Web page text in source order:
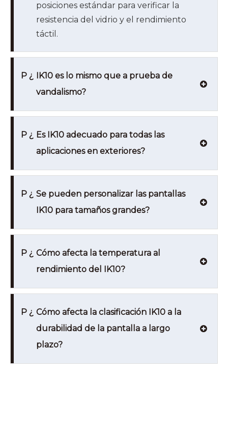
posiciones estándar para verificar la
resistencia del vidrio y el rendimiento
táctil.
P ¿
IK10 es lo mismo que a prueba de
vandalismo?
P ¿ Es IK10 adecuado para todas las
aplicaciones en exteriores?
P ¿ Se pueden personalizar las pantallas
IK10 para tamaños grandes?
P ¿ Cómo afecta la temperatura al
rendimiento del IK10?
P ¿ Cómo afecta la clasificación IK10 a la
durabilidad de la pantalla a largo
plazo?